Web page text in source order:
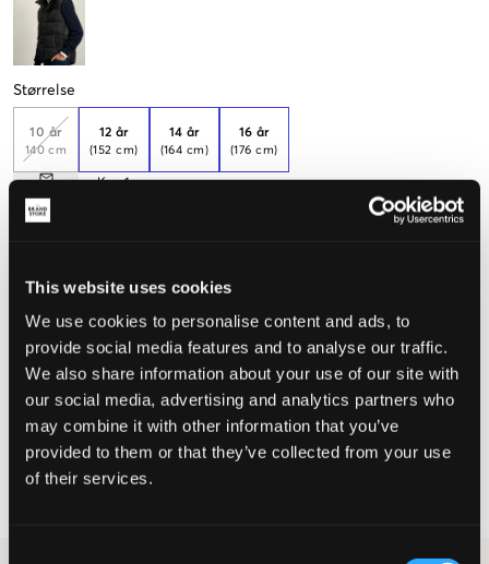
This website uses cookies
We use cookies to personalise content and ads, to
provide social media features and to analyse our traffic.
We also share information about your use of our site with
our social media, advertising and analytics partners who
may combine it with other information that you’ve
provided to them or that they’ve collected from your use
of their services.
Størrelse
10 år
140 cm
12 år
(152 cm)
Kun 1
14 år
(164 cm)
16 år
(176 cm)
STØRRELSESTABELL
VELG EN STØRRELSE
Rask levering
Fri frakt over 999 kr